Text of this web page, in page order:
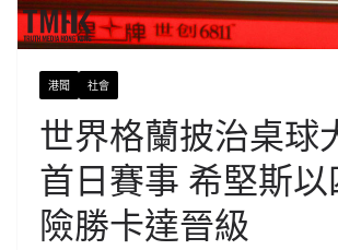
港聞 社會
世界格蘭披治桌球
首日賽事 希堅斯
險勝卡達晉級